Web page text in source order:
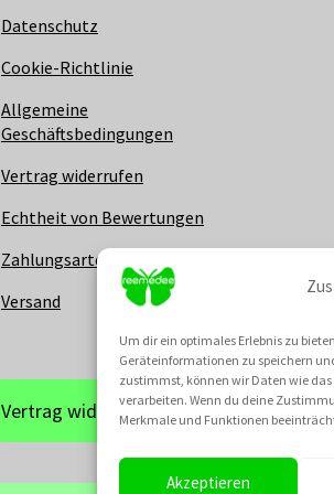
Um dir ein optimales Erlebnis zu
Geräteinformationen zu speichern
zustimmst, können wir Daten wie
verarbeiten. Wenn du deine
Merkmale und Funktionen
Akzeptieren
Datenschutz
Cookie-Richtlinie
Allgemeine
Geschäftsbedingungen
Vertrag widerrufen
Echtheit von Bewertungen
Zahlungsarten
Versand
Vertrag widerrufen